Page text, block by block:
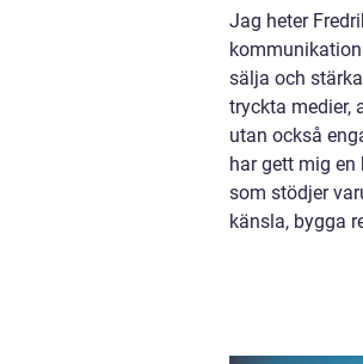
Jag heter
sälja och
tryckta medier,
utan också
har gett mig
som stödjer
känsla, bygga